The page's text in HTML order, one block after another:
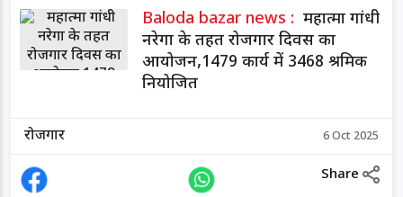
Baloda bazar news : महात्मा गांधी
नरेगा के तहत रोजगार दिवस का
आयोजन,1479 कार्य में 3468 श्रमिक
नियोजित
रोजगार 6 Oct 2025
Share